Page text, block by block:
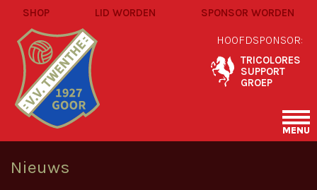
SHOP LID WORDEN SPONSOR WORDEN
HOOFDSPONSOR:
TRICOLORES
SUPPORT
GROEP
MENU
Nieuws